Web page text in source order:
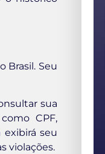
Brasil. Seu
sua
CPF,
seu
violações.